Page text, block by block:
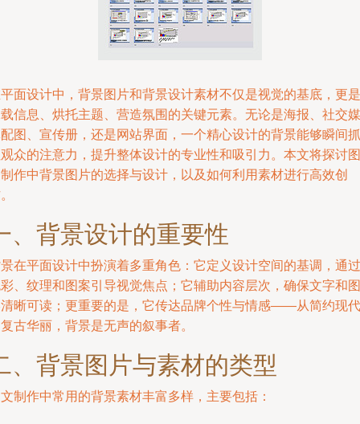
面设计中，背景图片和背景设计素材不仅是视觉的基底，更是
信息、烘托主题、营造氛围的关键元素。无论是海报、社交媒
图、宣传册，还是网站界面，一个精心设计的背景能够瞬间抓
众的注意力，提升整体设计的专业性和吸引力。本文将探讨图
作中背景图片的选择与设计，以及如何利用素材进行高效创
、背景设计的重要性
在平面设计中扮演着多重角色：它定义设计空间的基调，通过
、纹理和图案引导视觉焦点；它辅助内容层次，确保文字和图
晰可读；更重要的是，它传达品牌个性与情感——从简约现代
古华丽，背景是无声的叙事者。
、背景图片与素材的类型
制作中常用的背景素材丰富多样，主要包括：